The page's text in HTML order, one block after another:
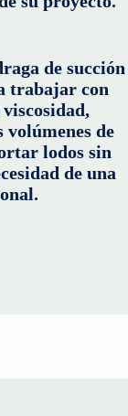
de succión
trabajar con
volúmenes de
lodos sin
de una